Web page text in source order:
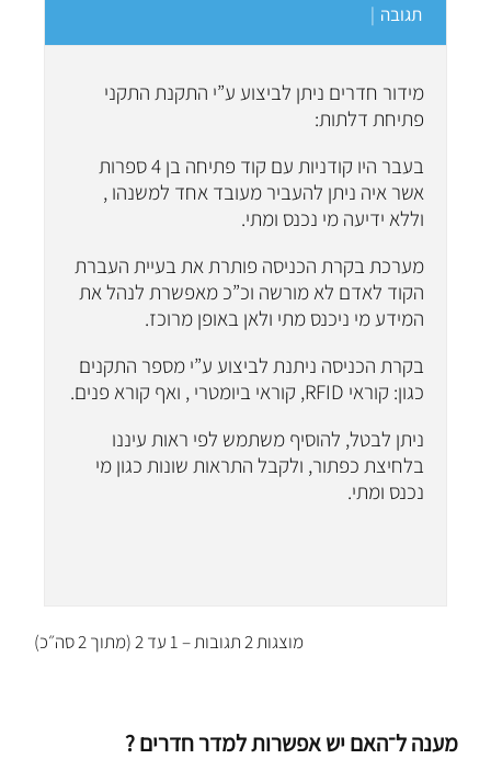
תגובה |
מידור חדרים ניתן לביצוע ע”י התקנת התקני
פתיחת דלתות:
בעבר היו קודניות עם קוד פתיחה בן 4 ספרות
אשר איה ניתן להעביר מעובד אחד למשנהו ,
וללא ידיעה מי נכנס ומתי.
מערכת בקרת הכניסה פותרת את בעיית העברת
הקוד לאדם לא מורשה וכ”כ מאפשרת לנהל את
המידע מי ניכנס מתי ולאן באופן מרוכז.
בקרת הכניסה ניתנת לביצוע ע”י מספר התקנים
כגון: קוראי RFID, קוראי ביומטרי , ואף קורא פנים.
ניתן לבטל, להוסיף משתמש לפי ראות עיננו
בלחיצת כפתור, ולקבל התראות שונות כגון מי
נכנס ומתי.
מוצגות 2 תגובות – 1 עד 2 (מתוך 2 סה״כ)
מענה ל־האם יש אפשרות למדר חדרים ?